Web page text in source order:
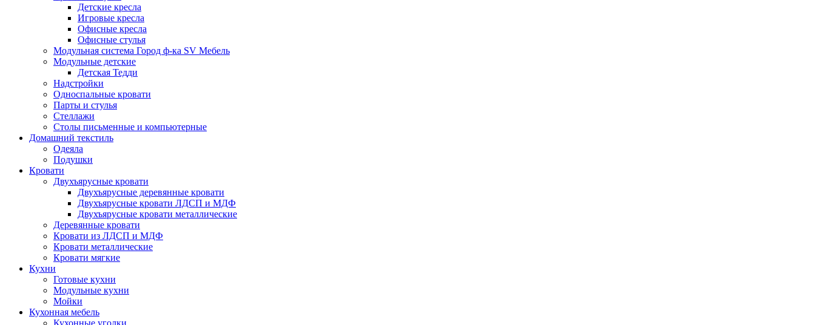
Детские кресла
Игровые кресла
Офисные кресла
Офисные стулья
Модульная система Город ф-ка SV Мебель
Модульные детские
Детская Тедди
Надстройки
Односпальные кровати
Парты и стулья
Стеллажи
Столы письменные и компьютерные
Домашний текстиль
Одеяла
Подушки
Кровати
Двухъярусные кровати
Двухъярусные деревянные кровати
Двухъярусные кровати ЛДСП и МДФ
Двухъярусные кровати металлические
Деревянные кровати
Кровати из ЛДСП и МДФ
Кровати металлические
Кровати мягкие
Кухни
Готовые кухни
Модульные кухни
Мойки
Кухонная мебель
Кухонные уголки